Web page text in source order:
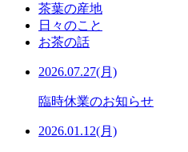
茶葉の産地
日々のこと
お茶の話
2026.07.27(月)
臨時休業のお知らせ
2026.01.12(月)